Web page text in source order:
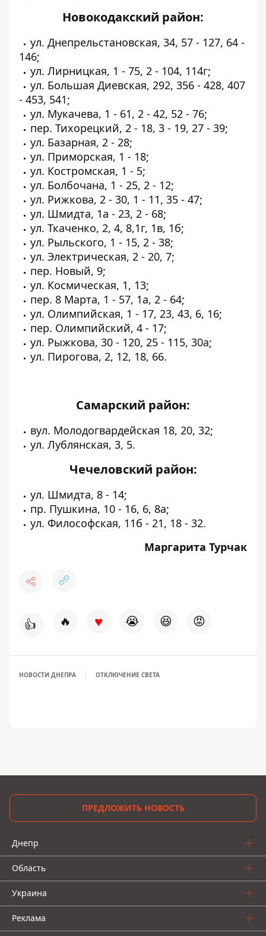
Новокодакский район:
ул. Днепрельстановская, 34, 57 - 127, 64 -
146;
ул. Лирницкая, 1 - 75, 2 - 104, 114г;
ул. Большая Диевская, 292, 356 - 428, 407
- 453, 541;
ул. Мукачева, 1 - 61, 2 - 42, 52 - 76;
пер. Тихорецкий, 2 - 18, 3 - 19, 27 - 39;
ул. Базарная, 2 - 28;
ул. Приморская, 1 - 18;
ул. Костромская, 1 - 5;
ул. Болбочана, 1 - 25, 2 - 12;
ул. Рижкова, 2 - 30, 1 - 11, 35 - 47;
ул. Шмидта, 1а - 23, 2 - 68;
ул. Ткаченко, 2, 4, 8,1г, 1в, 1б;
ул. Рыльского, 1 - 15, 2 - 38;
ул. Электрическая, 2 - 20, 7;
пер. Новый, 9;
ул. Космическая, 1, 13;
пер. 8 Марта, 1 - 57, 1а, 2 - 64;
ул. Олимпийская, 1 - 17, 23, 43, 6, 16;
пер. Олимпийский, 4 - 17;
ул. Рыжкова, 30 - 120, 25 - 115, 30а;
ул. Пирогова, 2, 12, 18, 66.
Самарский район:
вул. Молодогвардейская 18, 20, 32;
ул. Лублянская, 3, 5.
Чечеловский район:
ул. Шмидта, 8 - 14;
пр. Пушкина, 10 - 16, 6, 8а;
ул. Философская, 11б - 21, 18 - 32.
Маргарита Турчак
👍 🔥 ♥ 😭 😆 😡
НОВОСТИ ДНЕПРА ОТКЛЮЧЕНИЕ СВЕТА
ПРЕДЛОЖИТЬ НОВОСТЬ
Днепр
Область
Украина
Реклама